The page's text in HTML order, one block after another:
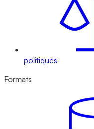
politiques
Formats